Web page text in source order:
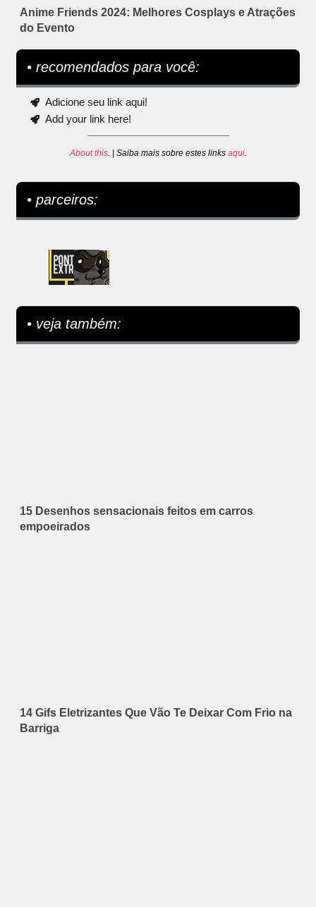
Anime Friends 2024: Melhores Cosplays e Atrações
do Evento
• recomendados para você:
Adicione seu link aqui!
Add your link here!
About this. | Saiba mais sobre estes links aqui.
• parceiros:
• veja também:
15 Desenhos sensacionais feitos em carros
empoeirados
14 Gifs Eletrizantes Que Vão Te Deixar Com Frio na
Barriga